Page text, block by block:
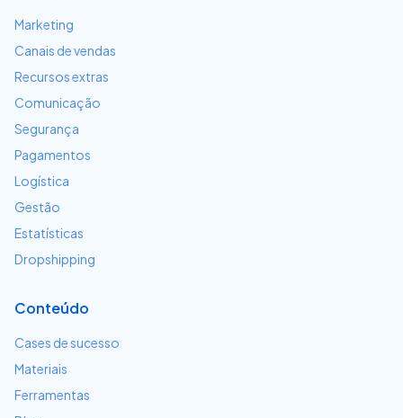
Marketing
Canais de vendas
Recursos extras
Comunicação
Segurança
Pagamentos
Logística
Gestão
Estatísticas
Dropshipping
Conteúdo
Cases de sucesso
Materiais
Ferramentas